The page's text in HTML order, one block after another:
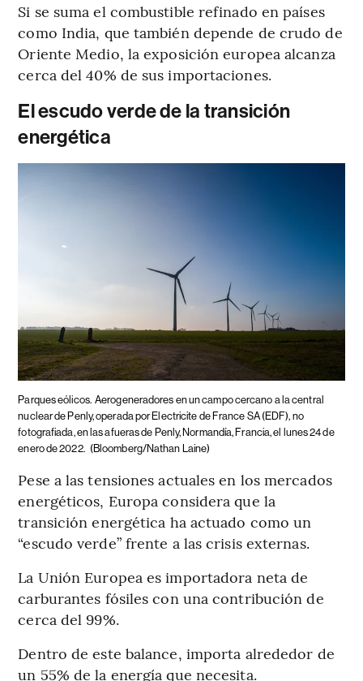
Si se suma el combustible refinado en países
como India, que también depende de crudo de
Oriente Medio, la exposición europea alcanza
cerca del 40% de sus importaciones.
El escudo verde de la transición
energética
Parques eólicos. Aerogeneradores en un campo cercano a la central
nuclear de Penly, operada por Electricite de France SA (EDF), no
fotografiada, en las afueras de Penly, Normandía, Francia, el lunes 24 de
enero de 2022. (Bloomberg/Nathan Laine)
Pese a las tensiones actuales en los mercados
energéticos, Europa considera que la
transición energética ha actuado como un
“escudo verde” frente a las crisis externas.
La Unión Europea es importadora neta de
carburantes fósiles con una contribución de
cerca del 99%.
Dentro de este balance, importa alrededor de
un 55% de la energía que necesita.